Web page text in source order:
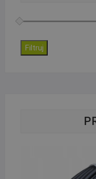
Filtruj